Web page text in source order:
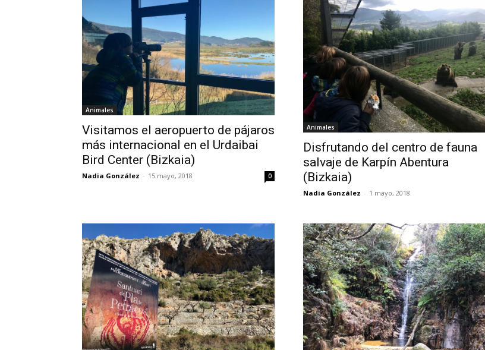
Animales
Visitamos el aeropuerto de pájaros
más internacional en el Urdaibai
Bird Center (Bizkaia)
Nadia González - 15 mayo, 2018 0
Animales
Disfrutando del centro de fauna
salvaje de Karpín Abentura
(Bizkaia)
Nadia González - 1 mayo, 2018